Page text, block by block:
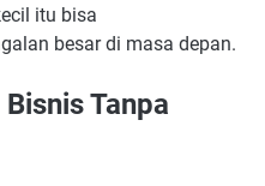
itu bisa
besar di masa depan.
Tanpa